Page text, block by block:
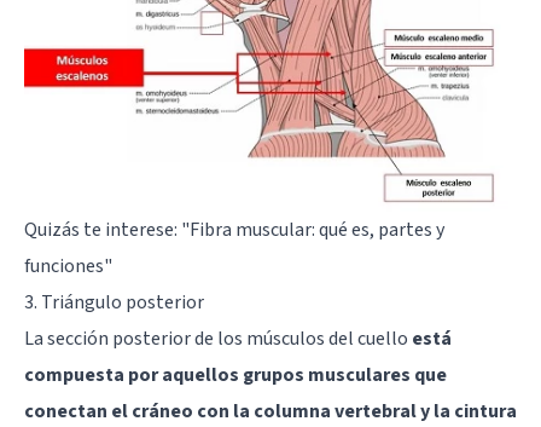
Quizás te interese: "Fibra muscular: qué es, partes y
funciones"
3. Triángulo posterior
La sección posterior de los músculos del cuello está
compuesta por aquellos grupos musculares que
conectan el cráneo con la columna vertebral y la cintura